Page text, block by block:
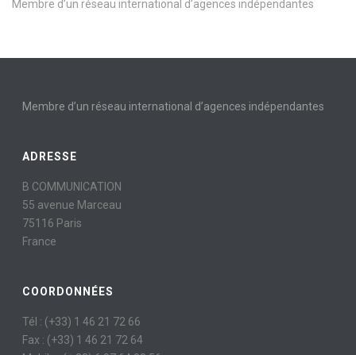
Membre d’un réseau international d’agences indépendantes
Membre d’un réseau international d’agences indépendantes
ADRESSE
B COMMUNICATION
55 avenue Marceau
75116 Paris
France
COORDONNÉES
Tél : (+33) 1 46 21 72 66
Fax : (+33) 1 46 21 72 64